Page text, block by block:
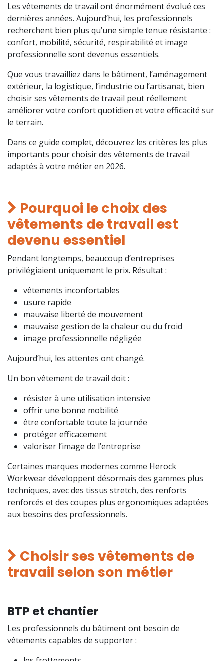
Les vêtements de travail ont énormément évolué ces
dernières années. Aujourd’hui, les professionnels
recherchent bien plus qu’une simple tenue résistante :
confort, mobilité, sécurité, respirabilité et image
professionnelle sont devenus essentiels.
Que vous travailliez dans le bâtiment, l’aménagement
extérieur, la logistique, l’industrie ou l’artisanat, bien
choisir ses vêtements de travail peut réellement
améliorer votre confort quotidien et votre efficacité sur
le terrain.
Dans ce guide complet, découvrez les critères les plus
importants pour choisir des vêtements de travail
adaptés à votre métier en 2026.
Pourquoi le choix des
vêtements de travail est
devenu essentiel
Pendant longtemps, beaucoup d’entreprises
privilégiaient uniquement le prix. Résultat :
vêtements inconfortables
usure rapide
mauvaise liberté de mouvement
mauvaise gestion de la chaleur ou du froid
image professionnelle négligée
Aujourd’hui, les attentes ont changé.
Un bon vêtement de travail doit :
résister à une utilisation intensive
offrir une bonne mobilité
être confortable toute la journée
protéger efficacement
valoriser l’image de l’entreprise
Certaines marques modernes comme Herock
Workwear développent désormais des gammes plus
techniques, avec des tissus stretch, des renforts
renforcés et des coupes plus ergonomiques adaptées
aux besoins des professionnels.
Choisir ses vêtements de
travail selon son métier
BTP et chantier
Les professionnels du bâtiment ont besoin de
vêtements capables de supporter :